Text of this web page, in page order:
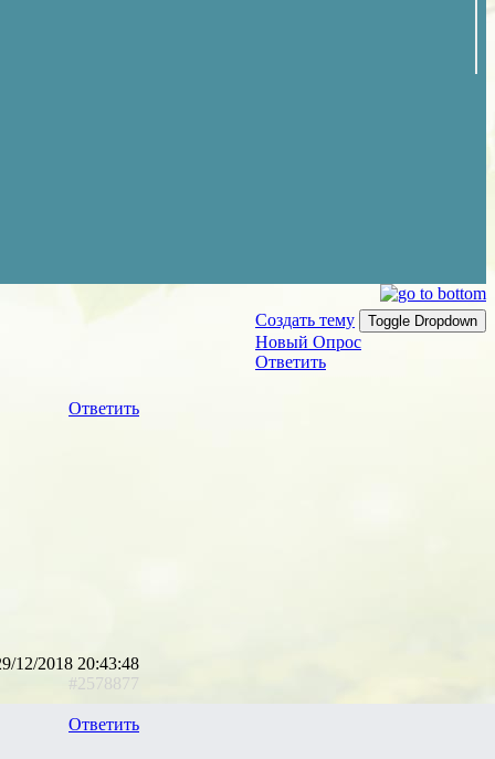
Создать тему Toggle Dropdown
Новый Опрос
Ответить
Ответить
12/2018 20:43:48
#2578877
Ответить